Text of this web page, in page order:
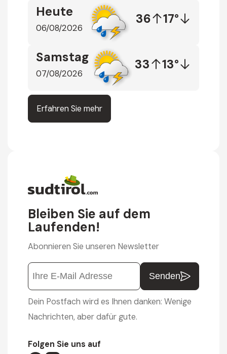
Heute
06/08/2026
36 17°
Samstag
07/08/2026
33 13°
Erfahren Sie mehr
Bleiben Sie auf dem
Laufenden!
Abonnieren Sie unseren Newsletter
Senden
Dein Postfach wird es Ihnen danken: Wenige
Nachrichten, aber dafür gute.
Folgen Sie uns auf